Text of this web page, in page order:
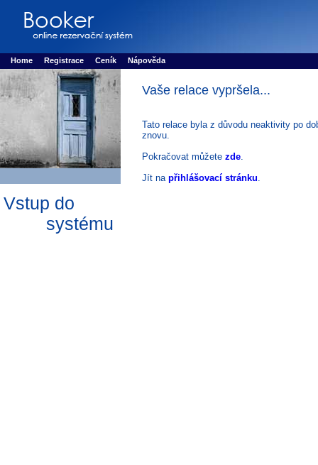
Rezervujse - Port�l pro online rezervace sportu
Home Registrace Ceník Nápověda
Vstup do
systému
Vaše relace vypršela...
Tato relace byla z důvodu neaktivity po
znovu.
Pokračovat můžete zde.
Jít na přihlášovací stránku.